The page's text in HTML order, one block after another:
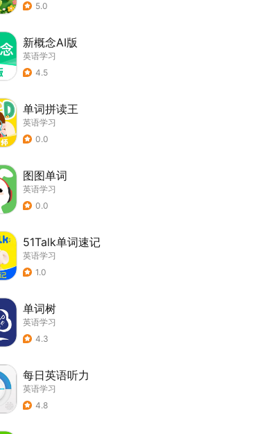
5.0
新概念AI版
英语学习
4.5
单词拼读王
英语学习
0.0
图图单词
英语学习
0.0
51Talk单词速记
英语学习
1.0
单词树
英语学习
4.3
每日英语听力
英语学习
4.8